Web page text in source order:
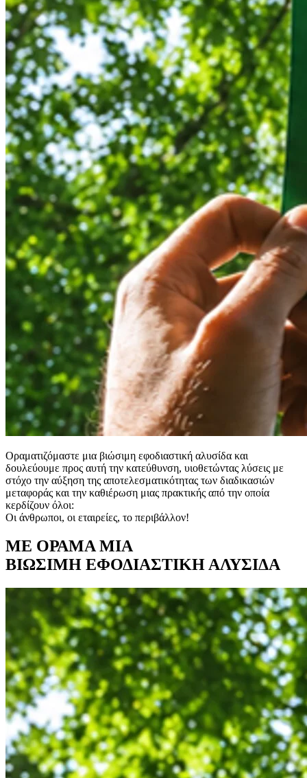
Οραματιζόμαστε μια βιώσιμη εφοδιαστική αλυσίδα και
δουλεύουμε προς αυτή την κατεύθυνση, υιοθετώντας λύσεις με
στόχο την αύξηση της αποτελεσματικότητας των διαδικασιών
μεταφοράς και την καθιέρωση μιας πρακτικής από την οποία
κερδίζουν όλοι:
Οι άνθρωποι, οι εταιρείες, το περιβάλλον!
ΜΕ ΟΡΑΜΑ ΜΙΑ
ΒΙΩΣΙΜΗ ΕΦΟΔΙΑΣΤΙΚΗ ΑΛΥΣΙΔΑ